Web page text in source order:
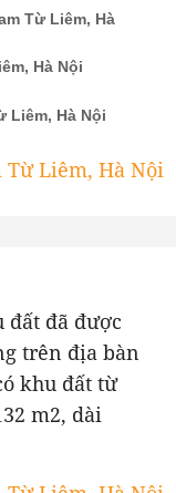
Từ Liêm, Hà
Hà Nội
Liêm, Hà Nội
đất đã được
trên địa bàn
khu đất từ
m2, dài